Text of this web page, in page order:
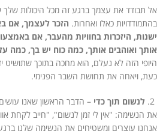
אל תבודד את עצמך ברגע זה מכל היכולות
בהתמודדויות כאלו ואחרות. הזכר לעצמך, אם
ישנות, היזכרות בחוויות מהעבר, אם
אותך ואוהבים אותך, כמה כוח יש בך, כמה
היופי הזה לא נעלם, הוא מחכה בתוכך שתושיט
כעת, ויאחה את תחושת השבר הפנימי.
לנשום תוך כדי – הדבר הראשון שאנו
את הנשימה: "אין לי זמן לנשום", "חייב לקחת
אנחנו עוצרים ומשטיחים את הנשימה שלנו